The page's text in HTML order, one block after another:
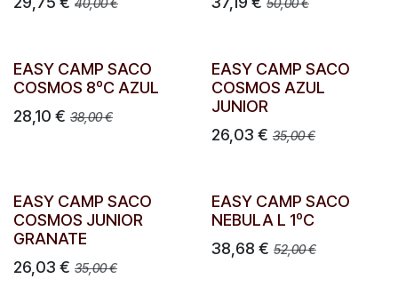
40,00€ 50,00€
EASY CAMP SACO
COSMOS 8ºC AZUL
28,10 € 38,00€
EASY CAMP SACO
COSMOS AZUL
JUNIOR
26,03 € 35,00€
EASY CAMP SACO
COSMOS JUNIOR
GRANATE
26,03 € 35,00€
EASY CAMP SACO
NEBULA L 1ºC
38,68 € 52,00€